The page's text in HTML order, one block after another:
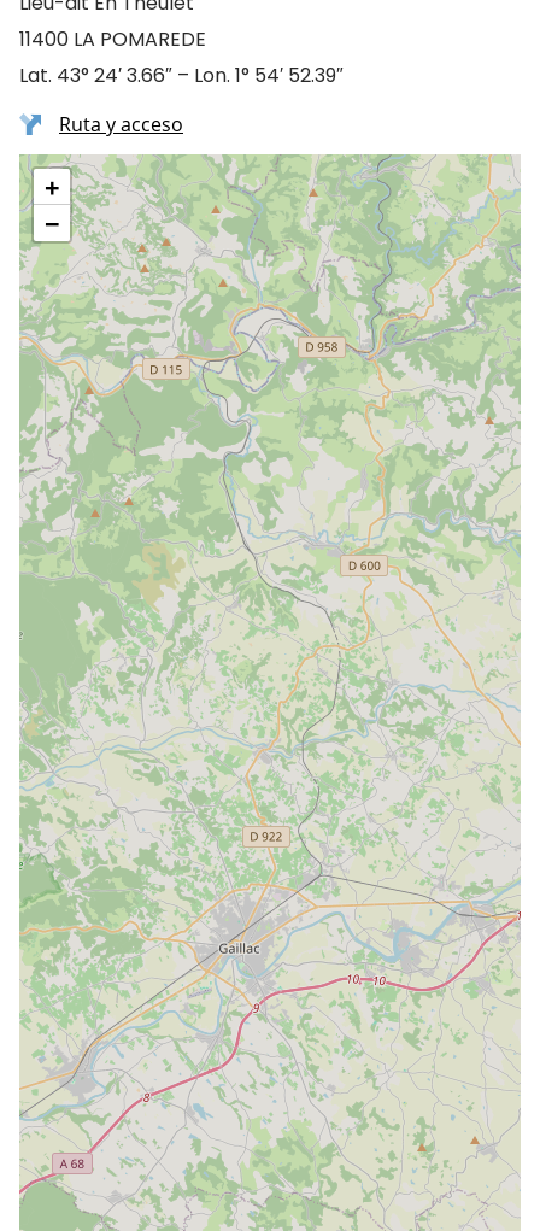
11400 LA POMAREDE
Lat. 43° 24′ 3.66″ – Lon. 1° 54′ 52.39″
Ruta y acceso
+
−